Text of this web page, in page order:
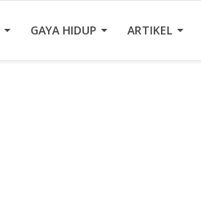
GAYA HIDUP ARTIKEL